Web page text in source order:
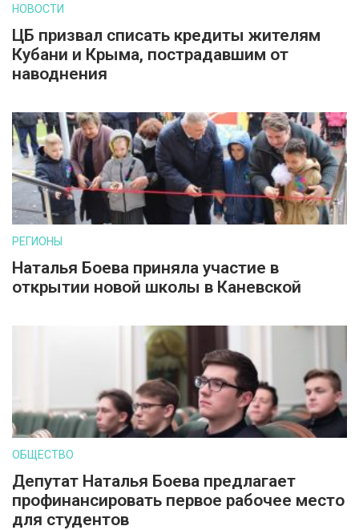
НОВОСТИ
ЦБ призвал списать кредиты жителям
Кубани и Крыма, пострадавшим от
наводнения
РЕГИОНЫ
Наталья Боева приняла участие в
открытии новой школы в Каневской
ОБЩЕСТВО
Депутат Наталья Боева предлагает
профинансировать первое рабочее место
для студентов